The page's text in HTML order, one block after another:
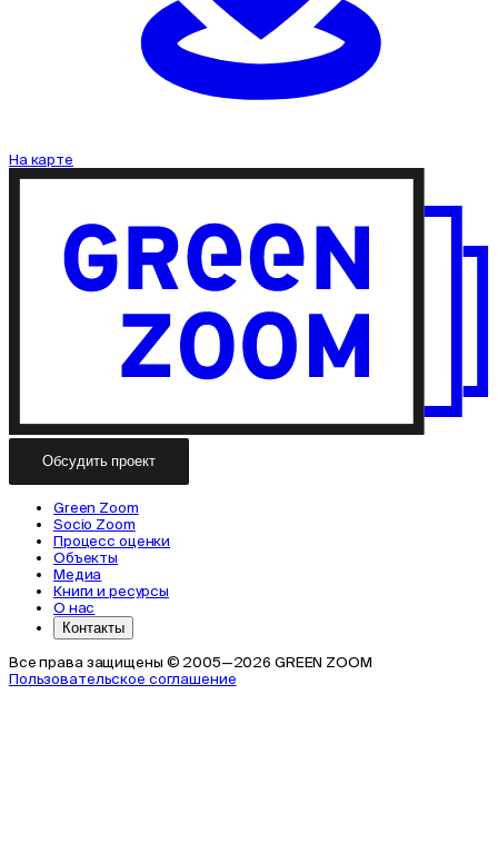
На карте
Обсудить проект
Green Zoom
Socio Zoom
Процесс оценки
Объекты
Медиа
Книги и ресурсы
О нас
Контакты
Все права защищены © 2005—2026 GREEN ZOOM
Пользовательское соглашение